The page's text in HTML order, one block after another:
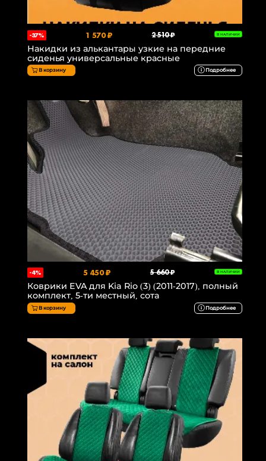
-37% 1 570 ₽ 2 510 ₽ В НАЛИЧИИ
Накидки из алькантары узкие на передние
сиденья универсальные красные
В корзину Подробнее
-4% 5 450 ₽ 5 660 ₽ В НАЛИЧИИ
Коврики EVA для Kia Rio (3) (2011-2017), полный
комплект, 5-ти местный, сота
В корзину Подробнее